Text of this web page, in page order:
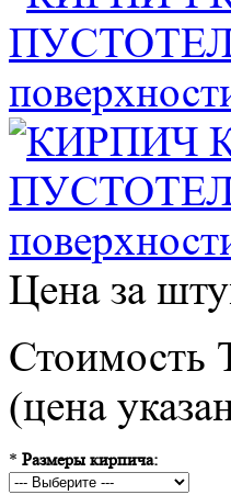
Цена за
Стоимость
(цена
* Размеры кирпича: